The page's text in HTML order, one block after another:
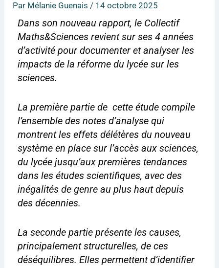
Par Mélanie Guenais/ 14 octobre 2025
Dans son nouveau rapport, le Collectif
Maths&Sciences revient sur ses 4 années
d’activité pour documenter et analyser les
impacts de la réforme du lycée sur les
sciences.
La première partie de cette étude compile
l’ensemble des notes d’analyse qui
montrent les effets délétères du nouveau
système en place sur l’accès aux sciences,
du lycée jusqu’aux premières tendances
dans les études scientifiques, avec des
inégalités de genre au plus haut depuis
des décennies.
La seconde partie présente les causes,
principalement structurelles, de ces
déséquilibres. Elles permettent d’identifier